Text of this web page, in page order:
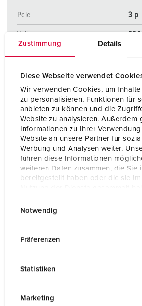
Zustimmung Details
Diese Webseite verwendet
Wir verwenden Cookies, um
zu personalisieren, Funktionen für
anbieten zu können und die
Website zu analysieren. Außerdem
Informationen zu Ihrer
Website an unsere Partner für
Werbung und Analysen weiter.
führen diese Informationen
weiteren Daten zusammen, die Sie
bereitgestellt haben oder die sie im
Notwendig
Präferenzen
Statistiken
Marketing
Pole 3 p
Volt 230
Kontakt
Kontakt X-
ZUM ARTIKEL